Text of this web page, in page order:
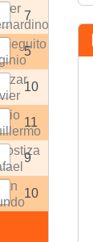
7
5
10
11
9
10